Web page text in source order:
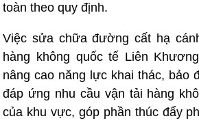
toàn theo quy định.
Việc sửa chữa đường cất hạ
hàng không quốc tế Liên
nâng cao năng lực khai thác, bảo
đáp ứng nhu cầu vận tải hàng
của khu vực, góp phần thúc đẩy